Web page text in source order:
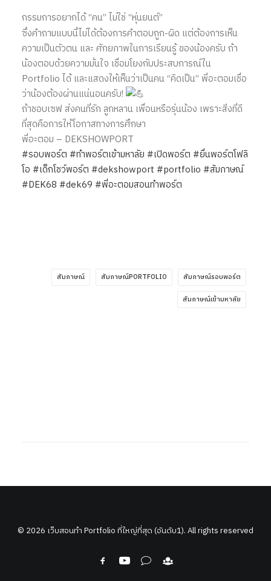
กรรมการอยากได้ “คน” ไม่ใช่ “หุ่นยนต์”
ซึ่งคำถามแบบนี้ไม่ได้ต้องการคำตอบถูก-ผิด แต่ต้องการเห็น
ความเป็นตัวตน และ ศักยภาพในการเรียนรู้ ของน้องครับ ถ้า
น้องตอบด้วยความมั่นใจ เชื่อมโยงกับประสบการณ์ใน
Portfolio ได้ และแสดงให้เห็นว่าเป็นคน “คิดเป็น” พี่อะตอมเชื่อ
ว่าน้องต้องผ่านแน่นอนครับ!
ถ้าชอบเซฟ ส่งคนที่รัก ลูกหลาน เพื่อนหรือรุ่นน้อง เพราะสิ่งที่ดี
ที่สุดคือการให้โอกาสทางการศึกษา
พี่อะตอม – DEKSHOWPORT
#รอบพอร์ต #ทำพอร์ตเข้ามหาลัย #เปิดพอร์ต #ยื่นพอร์ตโฟลิ
โอ #เด็กโชว์พอร์ต #dekshowport #portfolio #สัมภาษณ์
#DEK68 #dek69 #พี่อะตอมสอนทำพอร์ต
สัมภาษณ์ สัมภาษณ์PORTFOLIO สัมภาษณ์รอบพอร์ต
สัมภาษณ์เข้ามหาลัย
© 2026 เว็บสอนทำ Portfolio ที่ใหญ่ที่สุด (อันดับ1). All rights reserved